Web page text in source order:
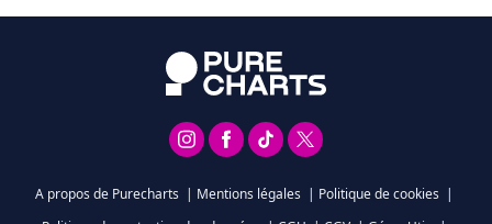
A propos de Purecharts | Mentions légales | Politique de cookies |